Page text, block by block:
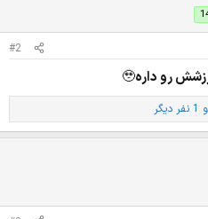
#2
رو داره🥹
و 1 نفر دیگر